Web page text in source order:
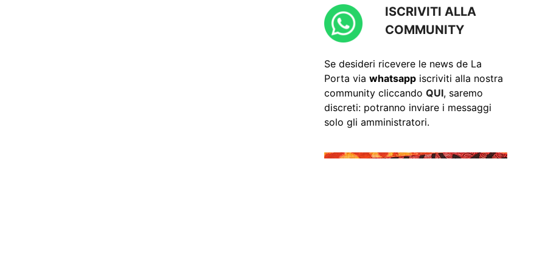
ISCRIVITI ALLA
COMMUNITY
Se desideri ricevere le news de La
Porta via whatsapp iscriviti alla nostra
community cliccando QUI, saremo
discreti: potranno inviare i messaggi
solo gli amministratori.